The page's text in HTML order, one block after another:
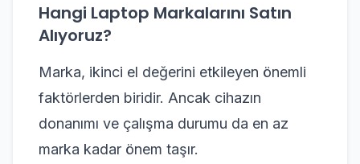
Hangi Laptop Markalarını Satın
Alıyoruz?
Marka, ikinci el değerini etkileyen önemli
faktörlerden biridir. Ancak cihazın
donanımı ve çalışma durumu da en az
marka kadar önem taşır.